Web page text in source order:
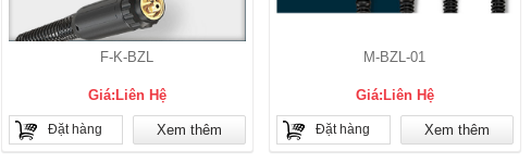
F-K-BZL
Giá:Liên Hệ
Đặt hàng Xem thêm
M-BZL-01
Giá:Liên Hệ
Đặt hàng Xem thêm